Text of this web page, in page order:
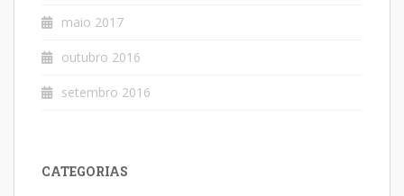
maio 2017
outubro 2016
setembro 2016
CATEGORIAS